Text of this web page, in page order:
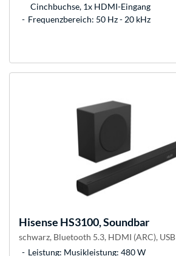
Cinchbuchse, 1x HDMI-Eingang
Frequenzbereich: 50 Hz - 20 kHz
Hisense HS3100, Soundbar
schwarz, Bluetooth 5.3, HDMI (ARC), USB
Leistung: Musikleistung: 480 W